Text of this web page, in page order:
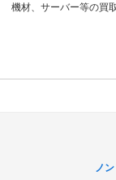
機材、サーバー等の買
ノ